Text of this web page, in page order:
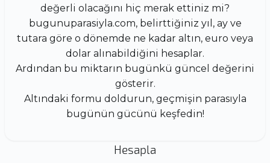
değerli olacağını hiç merak ettiniz mi?
bugunuparasiyla.com, belirttiğiniz yıl, ay ve
tutara göre o dönemde ne kadar altın, euro veya
dolar alınabildiğini hesaplar.
Ardından bu miktarın bugünkü güncel değerini
gösterir.
Altındaki formu doldurun, geçmişin parasıyla
bugünün gücünü keşfedin!
Hesapla